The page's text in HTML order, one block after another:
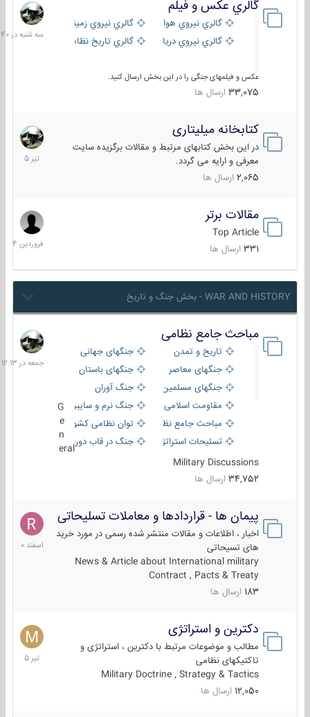
گالري عكس و فيلم
گالري نيروي هوايي
گالري نيروي زميني
گالري نيروي دريايي
گالري تاریخ نظامی
عکس و فیلمهای جنگی را در این بخش ارسال کنید.
33,075 ارسال ها
سه
شنبه
در
کتابخانه میلیتاری
در این بخش کتابهای مرتبط و مقالات برگزیده سایت
معرفی و ارایه می گردد.
2,065 ارسال ها
16
تیر
1405
مقالات برتر
Top Article
331 ارسال ها
29
فروردین
1404
WAR AND HISTORY - بخش جنگ و تاریخ
مباحث جامع نظامی
تاریخ و تمدن
جنگهای جهانی
جنگهای معاصر
جنگهای باستان
جنگهای مسلمین
جنگ آوران
مقاومت اسلامی
جنگ نرم و سایبری
مباحث جامع نظامی
توان نظامی کشورها
تسلیحات استراتژیک
جنگ در قاب دوربین
eral
Military Discussions
34,752 ارسال ها
جمعه
در
12:13
پیمان ها - قراردادها و معاملات تسلیحاتی
اخبار ، اطلاعات و مقالات منتشر شده رسمی در مورد خرید
های تسیحاتی
News & Article about International military
Contract , Pacts & Treaty
183 ارسال ها
7
اسفند
1400
دکترین و استراتژی
مطالب و موضوعات مرتبط با دکترین ، استراتژی و
تاکتیکهای نظامی
Military Doctrine , Strategy & Tactics
12,050 ارسال ها
27
تیر
1405